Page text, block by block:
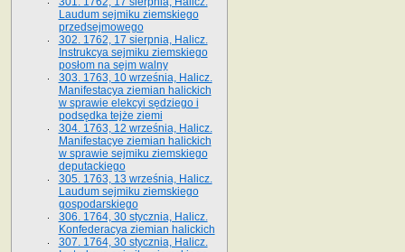
Laudum sejmiku ziemskiego
przedsejmowego
302. 1762, 17 sierpnia, Halicz.
Instrukcya sejmiku ziemskiego
posłom na sejm walny
303. 1763, 10 września, Halicz.
Manifestacya ziemian halickich
w sprawie elekcyi sędziego i
podsędka tejże ziemi
304. 1763, 12 września, Halicz.
Manifestacye ziemian halickich
w sprawie sejmiku ziemskiego
deputackiego
305. 1763, 13 września, Halicz.
Laudum sejmiku ziemskiego
gospodarskiego
306. 1764, 30 stycznia, Halicz.
Konfederacya ziemian halickich
307. 1764, 30 stycznia, Halicz.